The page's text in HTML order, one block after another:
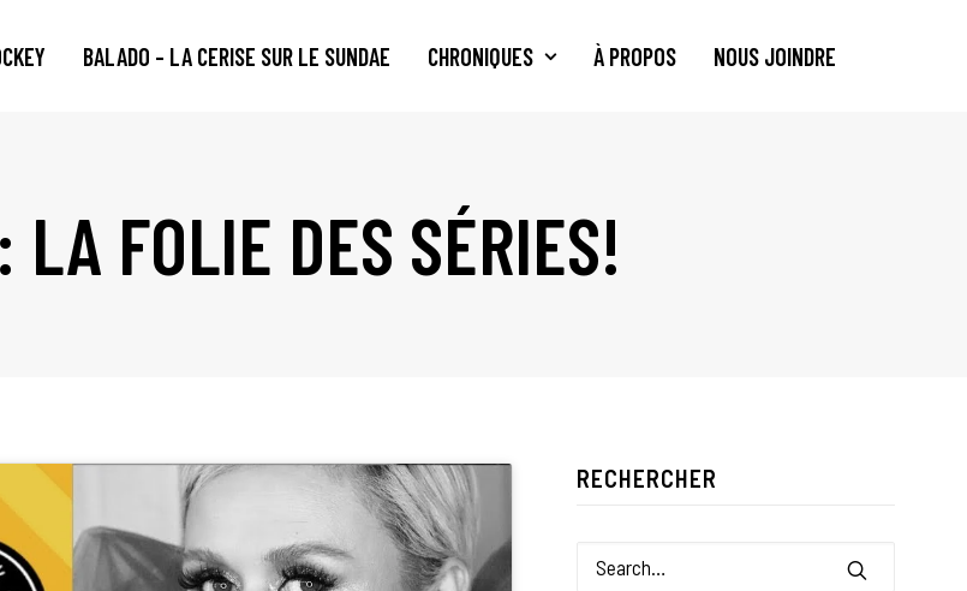
BALADO – LA CERISE SUR LE SUNDAE CHRONIQUES À PROPOS NOUS JOINDRE
LA FOLIE DES SÉRIES!
RECHERCHER